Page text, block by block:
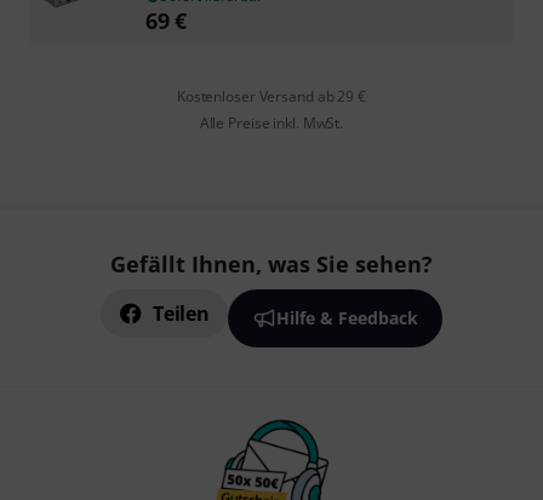
69€
Kostenloser Versand ab 29 €
Alle Preise inkl. MwSt.
Gefällt Ihnen, was Sie sehen?
Teilen Hilfe & Feedback